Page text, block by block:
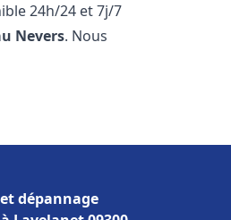
24h/24 et 7j/7
Nevers. Nous
dépannage